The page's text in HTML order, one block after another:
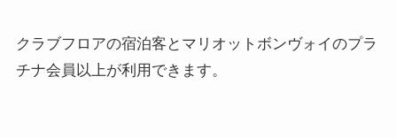
クラブフロアの宿泊客とマリオットボンヴォイのプラ
チナ会員以上が利用できます。